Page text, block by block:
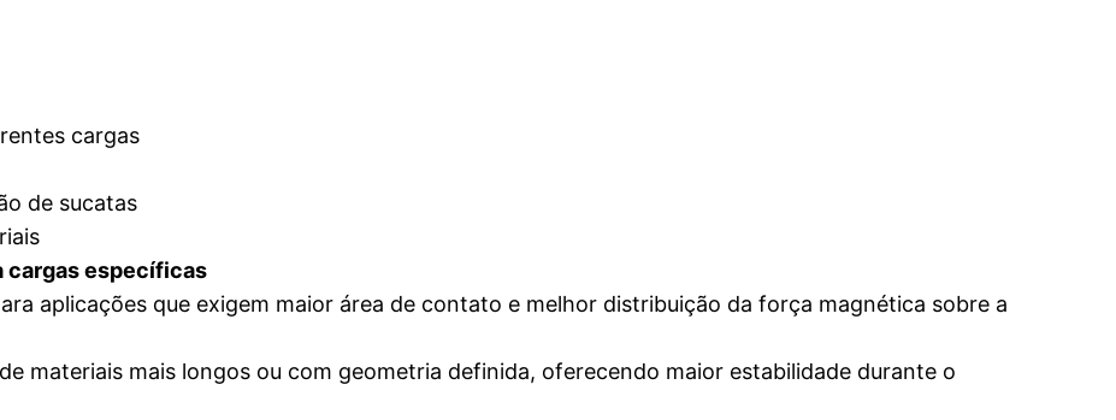
cargas
de sucatas
cargas específicas
aplicações que exigem maior área de contato e melhor distribuição da força magnética sobre a
materiais mais longos ou com geometria definida, oferecendo maior estabilidade durante o